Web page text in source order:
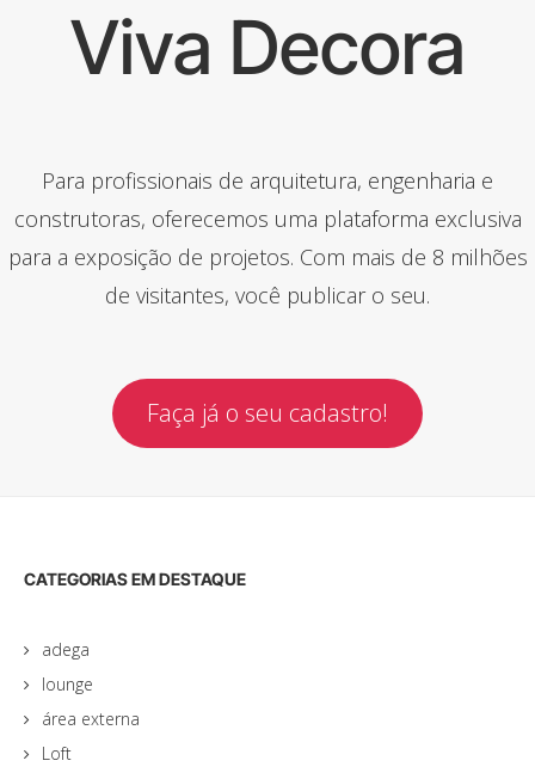
Viva Decora
Para profissionais de arquitetura, engenharia e
construtoras, oferecemos uma plataforma exclusiva
para a exposição de projetos. Com mais de 8 milhões
de visitantes, você publicar o seu.
Faça já o seu cadastro!
CATEGORIAS EM DESTAQUE
adega
lounge
área externa
Loft